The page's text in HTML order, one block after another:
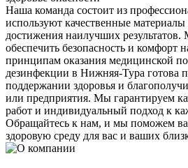
Наша команда состоит из
используют качественные материалы
достижения наилучших
обеспечить безопасность и комфорт
принципам оказания медицинской
дезинфекции в Нижняя-Тура готова
поддержании здоровья и
или предприятия. Мы гарантируем
работ и индивидуальный подход к
Обращайтесь к нам, и мы поможем
здоровую среду для вас и ваших